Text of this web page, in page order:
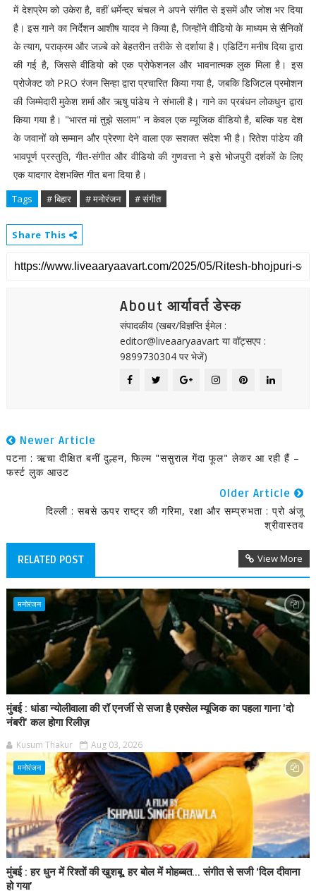
में देशप्रेम को उकेरा है, वहीं धर्मेन्द्र चंचल ने अपने संगीत से इसमें और जोश भर दिया
है। इस गाने का निर्देशन आशीष यादव ने किया है, जिन्होंने वीडियो के माध्यम से सैनिकों
के त्याग, पराक्रम और जज़्बे को बेहतरीन तरीके से दर्शाया है। एडिटिंग मनीष दिया द्वारा
की गई है, जिससे वीडियो को एक प्रोफेशनल और भावनात्मक लुक मिला है। इस
प्रोजेक्ट को PRO रंजन सिन्हा द्वारा प्रचारित किया गया है, जबकि डिजिटल प्रमोशन
की जिम्मेदारी मुकेश शर्मा और ऋषु पांडेय ने संभाली है। गाने का प्रबंधन लोकधुन द्वारा
किया गया है। "भारत मां तुझे सलाम" न केवल एक म्यूजिक वीडियो है, बल्कि यह देश
के जवानों को सम्मान और प्रेरणा देने वाला एक सशक्त संदेश भी है। रितेश पांडेय की
भावपूर्ण प्रस्तुति, गीत-संगीत और वीडियो की गुणवत्ता ने इसे भोजपुरी दर्शकों के लिए
एक यादगार देशभक्ति गीत बना दिया है।
Tags # बिहार # मनोरंजन # संगीत
Share This
About आर्यावर्त डेस्क
संपादकीय (खबर/विज्ञप्ति ईमेल :
editor@liveaaryaavart या वॉट्सएप :
9899730304 पर भेजें)
Newer Article
पटना : ऋचा दीक्षित बनीं दुल्हन, फिल्म "ससुराल गेंदा फूल" लेकर आ रही हैं –
फर्स्ट लुक आउट
Older Article
दिल्ली : सबसे ऊपर राष्ट्र की गरिमा, रक्षा और सम्प्रुभता : प्रो अंजू
श्रीवास्तव
RELATED POST View More
मनोरंजन
मुंबई : धांडा न्योलीवाला की रॉ एनर्जी से सजा है एक्सेल म्यूजिक का पहला गाना 'दो
नंबरी' कल होगा रिलीज़
Kusum Thakur Aug 03, 2026
मनोरंजन
मुंबई : हर धुन में रिश्तों की खुशबू, हर बोल में मोहब्बत... संगीत से सजी ‘दिल दीवाना
हो गया’